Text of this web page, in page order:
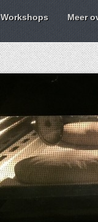
Workshops Meer